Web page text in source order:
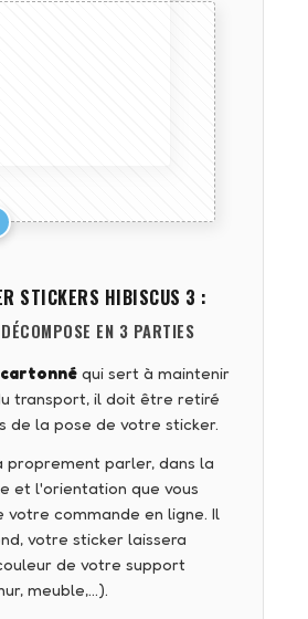
STICKERS HIBISCUS 3 :
EN 3 PARTIES
qui sert à maintenir
transport, il doit être retiré
de la pose de votre sticker.
proprement parler, dans la
et l'orientation que vous
votre commande en ligne. Il
votre sticker laissera
de votre support
meuble,…).